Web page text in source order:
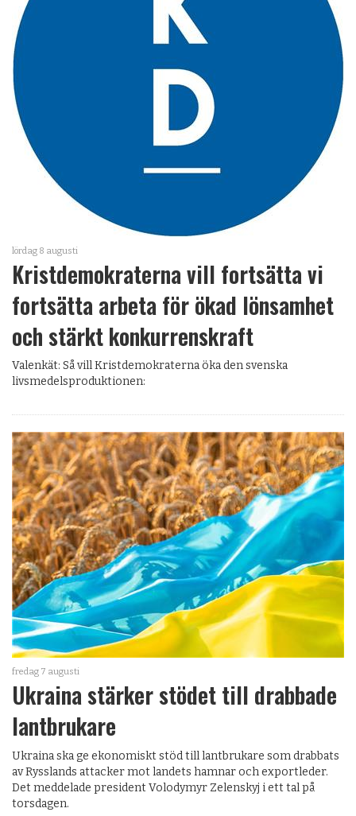
lördag 8 augusti
Kristdemokraterna vill fortsätta vi
fortsätta arbeta för ökad lönsamhet
och stärkt konkurrenskraft
Valenkät: Så vill Kristdemokraterna öka den svenska
livsmedelsproduktionen:
fredag 7 augusti
Ukraina stärker stödet till drabbade
lantbrukare
Ukraina ska ge ekonomiskt stöd till lantbrukare som drabbats
av Rysslands attacker mot landets hamnar och exportleder.
Det meddelade president Volodymyr Zelenskyj i ett tal på
torsdagen.